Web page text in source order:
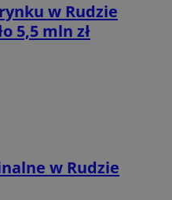
w Rudzie
5,5 mln zł
w Rudzie